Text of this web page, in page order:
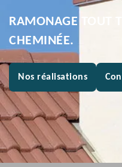
RAMONAGE TOUT
CHEMINÉE.
Nos réalisations